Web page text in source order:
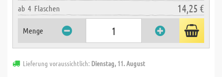
ab 4 Flaschen 14,25 €
Menge
Lieferung voraussichtlich: Dienstag, 11. August